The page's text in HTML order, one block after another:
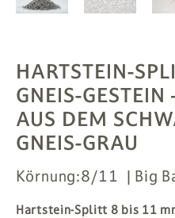
HARTSTEIN-
GNEIS-GESTEIN
AUS DEM
GNEIS-GRAU
Körnung:8/11 Big
Hartstein-Splitt 8 bis 11